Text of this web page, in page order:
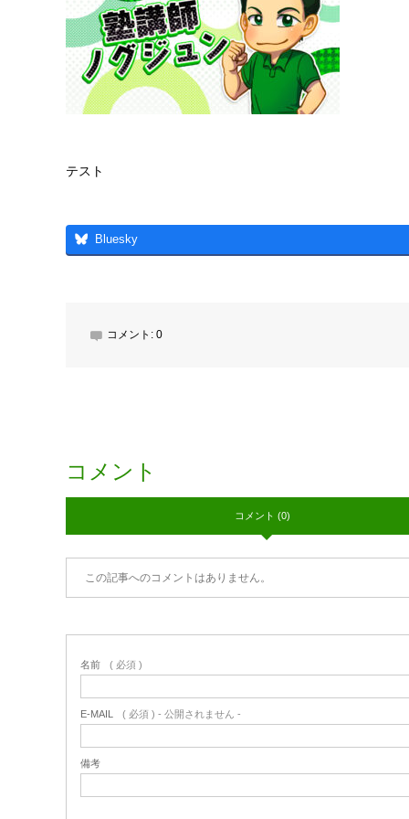
テスト
Bluesky
コメント: 0
コメント
コメント (0)
この記事へのコメントはありません。
名前 ( 必須 )
E-MAIL ( 必須 ) - 公開されません -
備考